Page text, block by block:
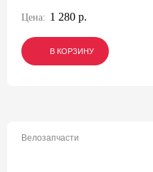
Цена: 1 280 р.
В КОРЗИНУ
В КОРЗИНУ
В КОРЗИНУ
Велозапчасти